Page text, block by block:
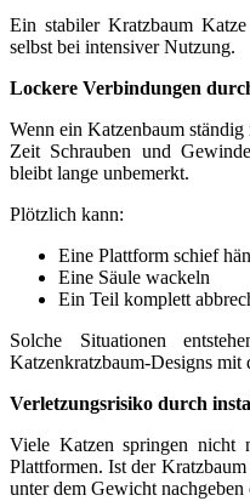
Ein stabiler Kratzbaum
selbst bei intensiver Nutzung.
Lockere Verbindungen
Wenn ein Katzenbaum
Zeit Schrauben und
bleibt lange unbemerkt.
Plötzlich kann:
Eine Plattform schief
Eine Säule wackeln
Ein Teil komplett
Solche Situationen
Katzenkratzbaum-Designs mit
Verletzungsrisiko durch
Viele Katzen springen nicht
Plattformen. Ist der
unter dem Gewicht nachgeben